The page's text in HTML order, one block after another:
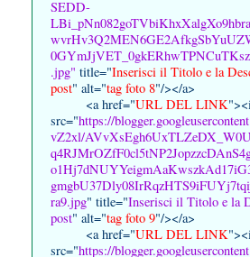
SEDD-
.jpg" title="Inserisci il Titolo e la
post" alt="tag foto 8"/></a>
<a href="URL DEL LINK
src="https://
vZ2xl/
ra9.jpg" title="Inserisci il Titolo e la
post" alt="tag foto 9"/></a>
<a href="URL DEL LINK
src="https://